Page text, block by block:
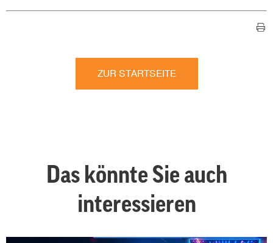
ZUR STARTSEITE
Das könnte Sie auch
interessieren